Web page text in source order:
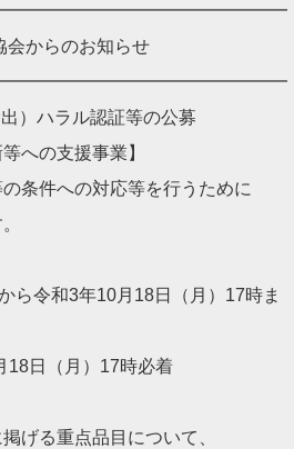
からのお知らせ
）ハラル認証等の公募
への支援事業】
条件への対応等を行うために
ら令和3年10月18日（月）17時ま
日（月）17時必着
げる重点品目について、